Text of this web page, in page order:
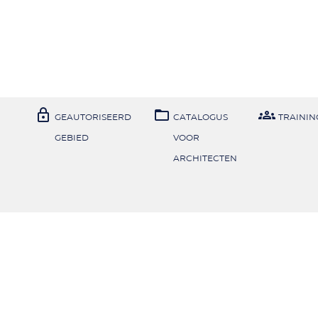
 GEAUTORISEERD
GEBIED
 CATALOGUS
VOOR
ARCHITECTEN
